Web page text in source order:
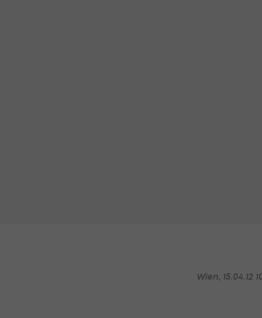
Wien, 15.04.12